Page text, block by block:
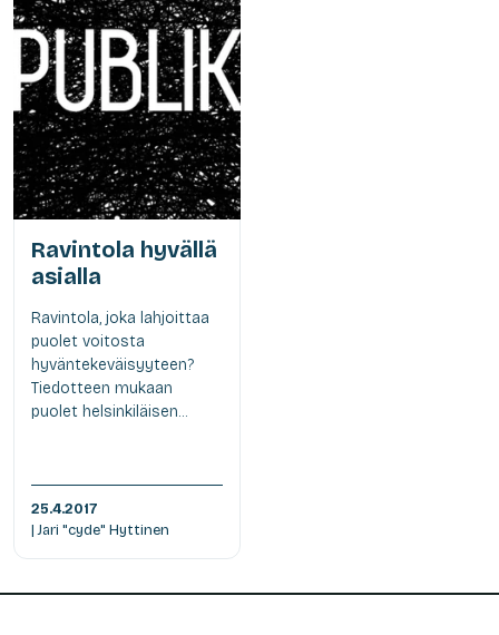
Ravintola hyvällä
asialla
Ravintola, joka lahjoittaa
puolet voitosta
hyväntekeväisyyteen?
Tiedotteen mukaan
puolet helsinkiläisen...
25.4.2017
| Jari "cyde" Hyttinen